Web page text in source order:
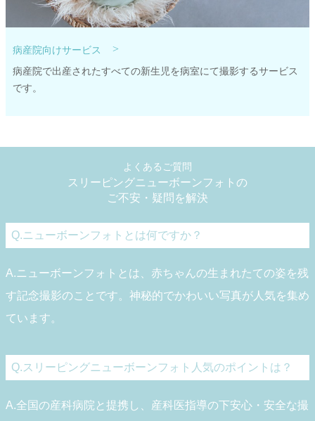
病産院向けサービス >
病産院で出産されたすべての新生児を病室にて撮影するサービス
です。
よくあるご質問
スリーピングニューボーンフォトの
ご不安・疑問を解決
Q.ニューボーンフォトとは何ですか？
A.ニューボーンフォトとは、赤ちゃんの生まれたての姿を残
す記念撮影のことです。神秘的でかわいい写真が人気を集め
ています。
Q.スリーピングニューボーンフォト人気のポイントは？
A.全国の産科病院と提携し、産科医指導の下安心・安全な撮